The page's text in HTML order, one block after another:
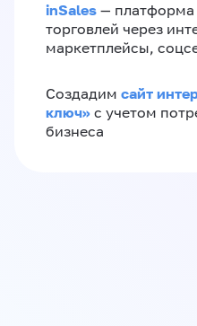
inSales — платформа
торговлей через
маркетплейсы,
Создадим сайт
ключ» с учетом
бизнеса